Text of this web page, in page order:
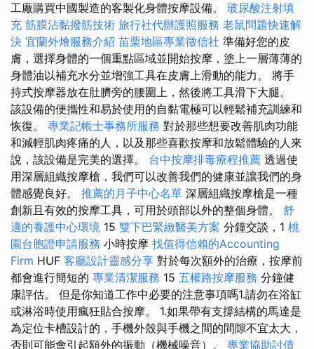
工廠購買中國製造的客製化身體按摩設備。 玻尿酸注射填
充 筋膜沾黏撥筋技術 旅行社代辦護照服務 老鼠問題快速解
決 宜蘭外燴服務介紹 苗栗地區專業徵信社 準備好您的皮
膚，選擇身體的一個重點區域並開始按摩，塗上一層薄薄的
身體油以補充水分並增強工具在皮膚上滑動的能力。 將手
持式按摩器放在肚臍旁的腰圍上，然後將工具滑下大腿。
該設備的便攜性和易於使用的自黏電極可以輕鬆補充訓練和
恢復。 專業記帳士事務所服務 對於那些想要改善肌肉功能
和減輕肌肉疼痛的人，以及那些喜歡按摩和放鬆體驗的人來
說，該設備是完美的選擇。 台中按摩排毒療程推薦 透過使
用深層組織按摩槍，我們可以改善我們的健康並讓我們的身
體感覺良好。 推薦的月子中心名單 深層組織按摩槍是一種
創新且有效的按摩工具，可用於頭部以外的整個身體。 舒
適的養護中心環境 15 雙下巴緊緻醫美方案 分鐘交談，1 桃
園台胞證申請服務 小時按摩 找值得信賴的Accounting
Firm HUF 客廳設計靈感分享 對於每次額外的治療，按摩前
都會進行簡短的 專業清潔服務 15 五權路按摩服務 分鐘健
康評估。 但是你知道工作中必要的注意事項嗎1.請勿在浴缸
或淋浴時使用瘋狂貼合按摩。 1.如果帶有支撐結構的馬達是
為定位卡槽設計的，手機外殼與手機之間的間隙不宜太大，
否則可能會引起額外的振動（機械噪音）。 專業協助討債